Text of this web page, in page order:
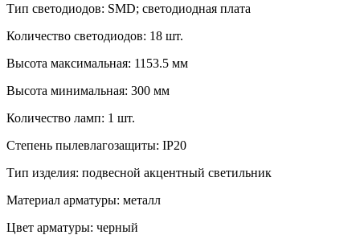
Тип светодиодов: SMD; светодиодная плата
Количество светодиодов: 18 шт.
Высота максимальная: 1153.5 мм
Высота минимальная: 300 мм
Количество ламп: 1 шт.
Степень пылевлагозащиты: IP20
Тип изделия: подвесной акцентный светильник
Материал арматуры: металл
Цвет арматуры: черный